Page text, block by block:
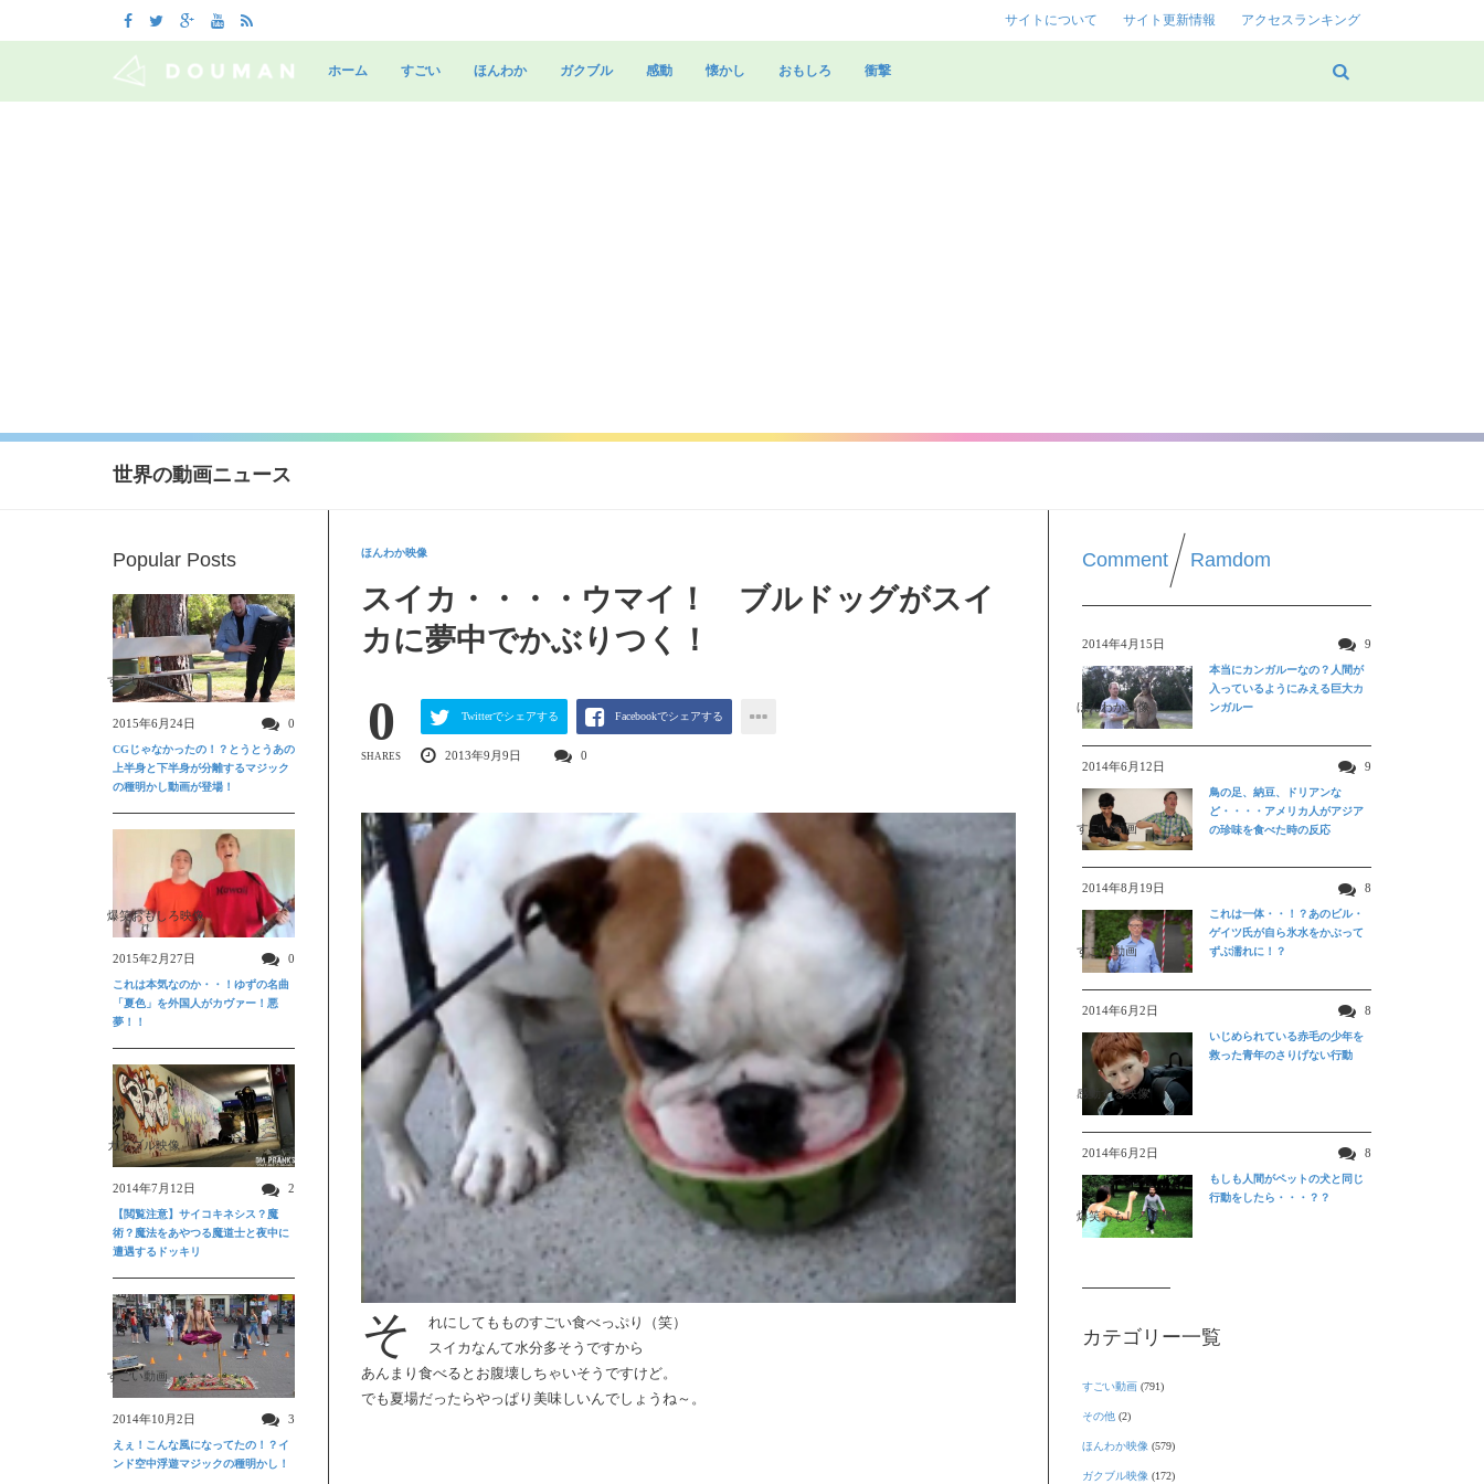
サイトについて サイト更新情報 アクセスランキング
to
ホーム すごい ほんわか ガクブル 感動 懐かし おもしろ 衝撃
世界の動画ニュース
ほんわか映像
スイカ・・・・ウマイ！ ブルドッグがスイ
カに夢中でかぶりつく！
0
SHARES
Twitterでシェアする Facebookでシェアする
2013年9月9日 0
そ
れにしてもものすごい食べっぷり（笑）
スイカなんて水分多そうですから
あんまり食べるとお腹壊しちゃいそうですけど。
でも夏場だったらやっぱり美味しいんでしょうね～。
Comment Ramdom
2014年4月15日 9
ほんわか映像
本当にカンガルーなの？人間が
入っているようにみえる巨大カ
ンガルー
2014年6月12日 9
すごい動画
鳥の足、納豆、ドリアンな
ど・・・・アメリカ人がアジア
の珍味を食べた時の反応
2014年8月19日 8
すごい動画
これは一体・・！？あのビル・
ゲイツ氏が自ら氷水をかぶって
ずぶ濡れに！？
2014年6月2日 8
感動する映像
いじめられている赤毛の少年を
救った青年のさりげない行動
2014年6月2日 8
爆笑おもしろ映像
もしも人間がペットの犬と同じ
行動をしたら・・・？？
カテゴリー一覧
すごい動画 (791)
その他 (2)
ほんわか映像 (579)
ガクブル映像 (172)
Popular Posts
すごい動画
2015年6月24日 0
CGじゃなかったの！？とうとうあの
上半身と下半身が分離するマジック
の種明かし動画が登場！
爆笑おもしろ映像
2015年2月27日 0
これは本気なのか・・！ゆずの名曲
「夏色」を外国人がカヴァー！悪
夢！！
ガクブル映像
2014年7月12日 2
【閲覧注意】サイコキネシス？魔
術？魔法をあやつる魔道士と夜中に
遭遇するドッキリ
すごい動画
2014年10月2日 3
えぇ！こんな風になってたの！？イ
ンド空中浮遊マジックの種明かし！